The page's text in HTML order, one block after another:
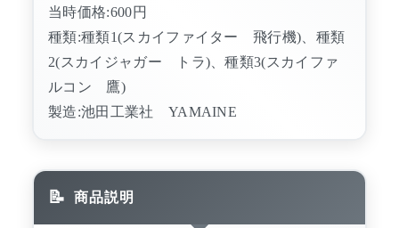
当時価格:600円
種類:種類1(スカイファイター 飛行機)、種類
2(スカイジャガー トラ)、種類3(スカイファ
ルコン 鷹)
製造:池田工業社 YAMAINE
商品説明